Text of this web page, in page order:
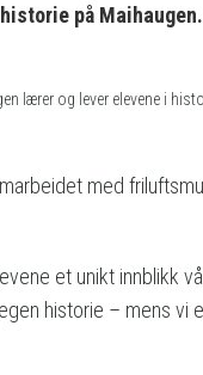
på Maihaugen.
lærer og lever elevene i
med
et unikt innblikk
historie – mens vi